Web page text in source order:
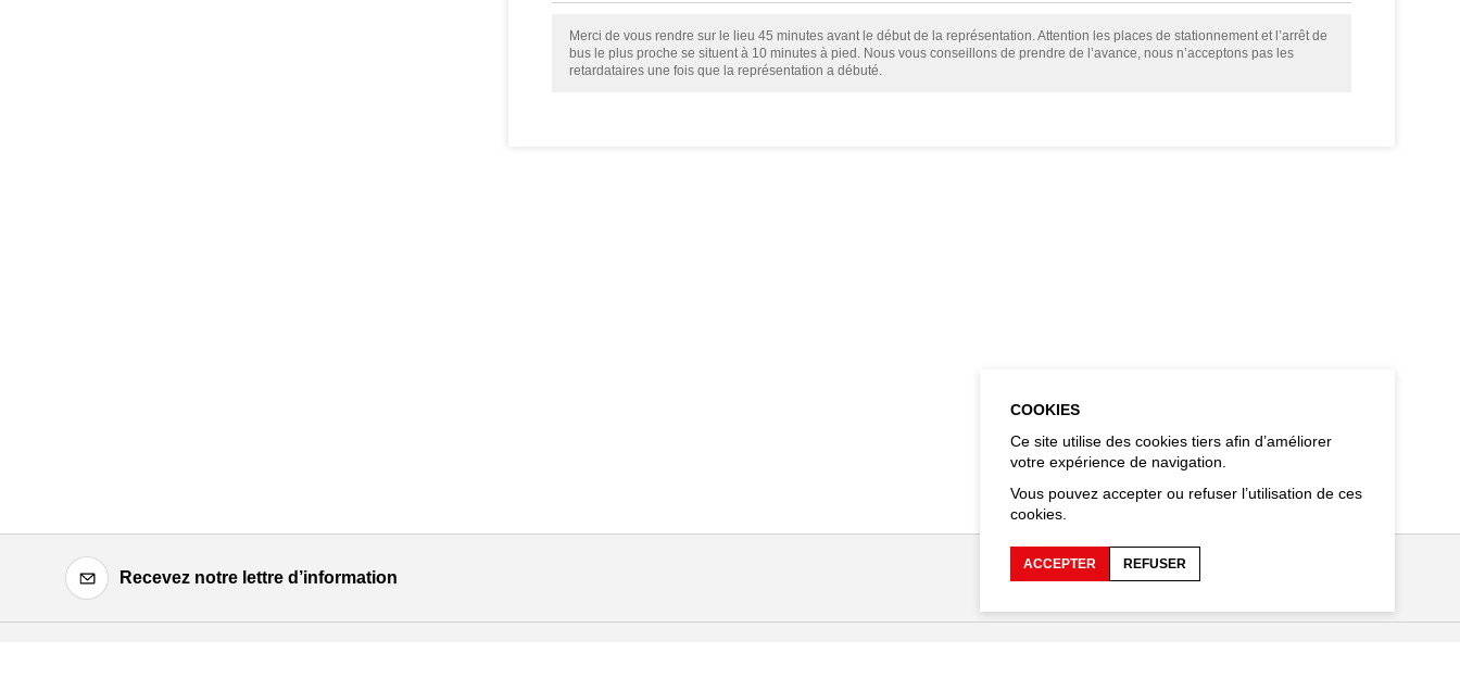
Merci de vous rendre sur le lieu 45 minutes avant le début de la représentation. Attention les places de stationnement et l’arrêt de
bus le plus proche se situent à 10 minutes à pied. Nous vous conseillons de prendre de l’avance, nous n’acceptons pas les
retardataires une fois que la représentation a débuté.
Recevez notre lettre d’information
COOKIES
Ce site utilise des cookies tiers afin d’améliorer
votre expérience de navigation.
Vous pouvez accepter ou refuser l’utilisation de ces
cookies.
ACCEPTER REFUSER